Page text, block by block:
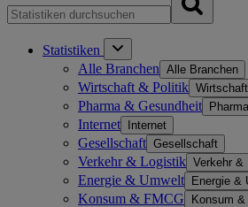
Statistiken
Alle Branchen Alle Branchen
Wirtschaft & Politik
Pharma & Gesundheit
Internet Internet
Gesellschaft Gesellschaft
Verkehr & Logistik Verkehr &
Energie & Umwelt Energie &
Konsum & FMCG Konsum &